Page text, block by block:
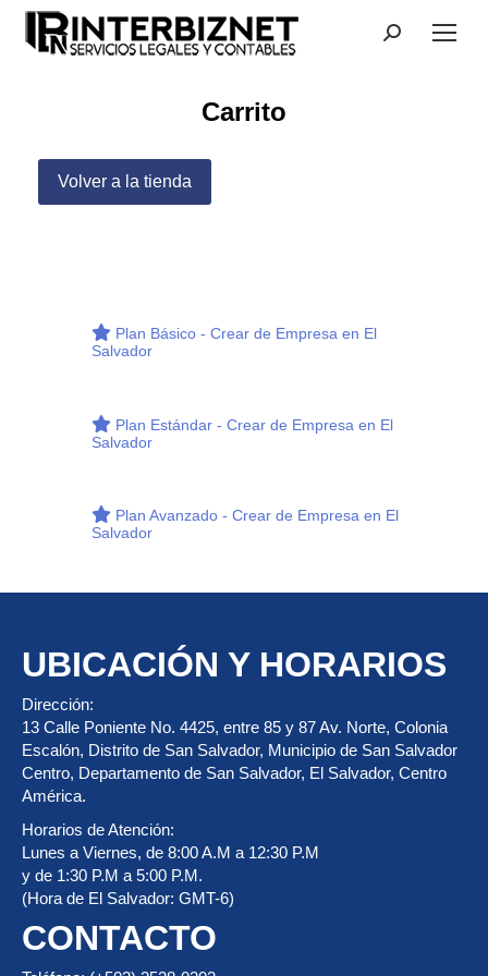
Search:
Buscar
Carrito
Volver a la tienda
Plan Básico - Crear de Empresa en El
Salvador
Plan Estándar - Crear de Empresa en El
Salvador
Plan Avanzado - Crear de Empresa en El
Salvador
UBICACIÓN Y HORARIOS
Dirección:
13 Calle Poniente No. 4425, entre 85 y 87 Av. Norte, Colonia
Escalón, Distrito de San Salvador, Municipio de San Salvador
Centro, Departamento de San Salvador, El Salvador, Centro
América.
Horarios de Atención:
Lunes a Viernes, de 8:00 A.M a 12:30 P.M
y de 1:30 P.M a 5:00 P.M.
(Hora de El Salvador: GMT-6)
CONTACTO